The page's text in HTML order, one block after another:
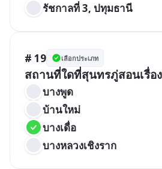
รัชกาลที่ 3, ปทุมธานี
# 19 เลือกประเภท
สถานที่ใดที่สุนทรภู่สอนเรื่อ
บางพูด
บ้านใหม่
บางเดื่อ
บางหลวงเชิงราก